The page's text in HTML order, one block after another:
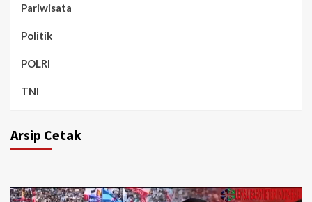
Pariwisata
Politik
POLRI
TNI
Arsip Cetak